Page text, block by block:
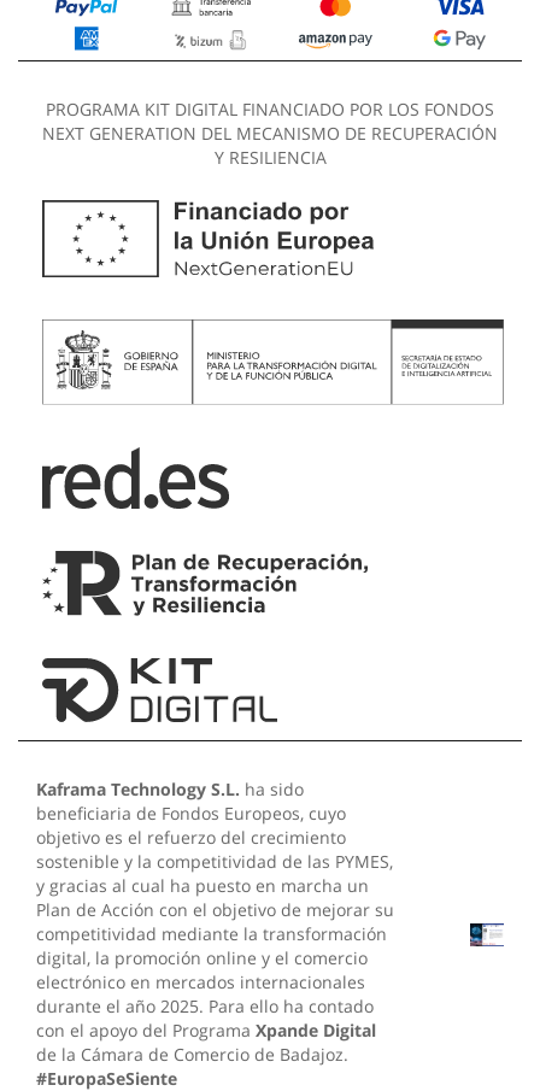
PROGRAMA KIT DIGITAL FINANCIADO POR LOS FONDOS
NEXT GENERATION DEL MECANISMO DE RECUPERACIÓN
Y RESILIENCIA
Kaframa Technology S.L. ha sido
beneficiaria de Fondos Europeos, cuyo
objetivo es el refuerzo del crecimiento
sostenible y la competitividad de las PYMES,
y gracias al cual ha puesto en marcha un
Plan de Acción con el objetivo de mejorar su
competitividad mediante la transformación
digital, la promoción online y el comercio
electrónico en mercados internacionales
durante el año 2025. Para ello ha contado
con el apoyo del Programa Xpande Digital
de la Cámara de Comercio de Badajoz.
#EuropaSeSiente